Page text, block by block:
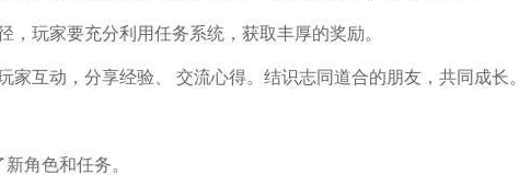
，玩家要充分利用任务系统，获取丰厚的奖励。
家互动，分享经验、 交流心得。结识志同道合的朋友，共同成长。
角色和任务。